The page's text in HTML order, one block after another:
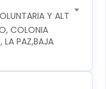
Y ALTRUISTA
COLONIA
LA PAZ,BAJA